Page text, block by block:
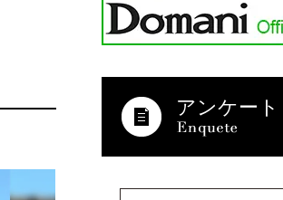
アンケート